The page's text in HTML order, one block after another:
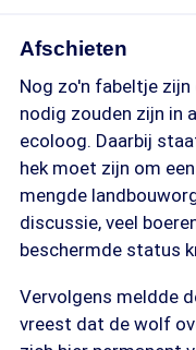
Afschieten
Nog zo'n fabeltje
nodig zouden zijn in
ecoloog. Daarbij
hek moet zijn om
mengde
discussie, veel
beschermde status
Vervolgens meldde
vreest dat de wolf